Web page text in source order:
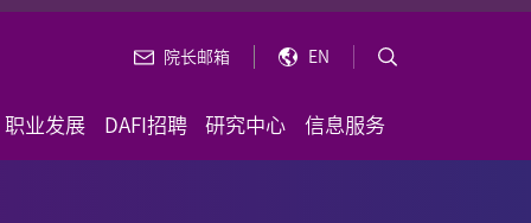
院长邮箱 EN
职业发展 DAFI招聘 研究中心 信息服务